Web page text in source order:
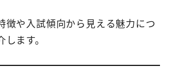
徴や入試傾向から見える魅力につ
ます。